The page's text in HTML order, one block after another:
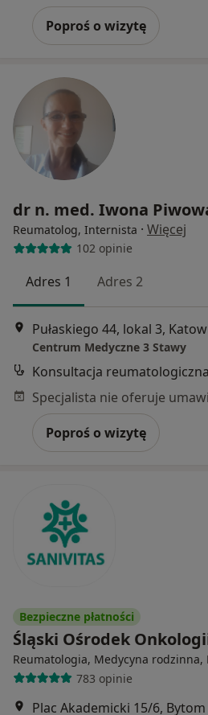
Poproś o wizytę
dr n. med. Iwona
Reumatolog, Internista · Więcej
102 opinie
Adres 1 Adres 2
Pułaskiego 44, lokal 3,
Centrum Medyczne 3 Stawy
Konsultacja reumatologiczna
Poproś o wizytę
Bezpieczne płatności
Śląski Ośrodek
Reumatologia, Medycyna rodzinna,
783 opinie
Plac Akademicki 15/6, Bytom